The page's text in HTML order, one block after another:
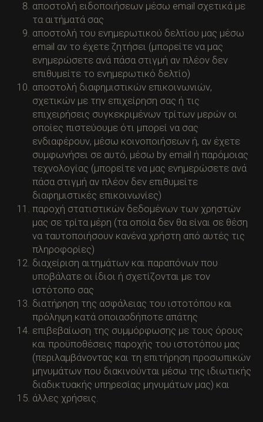
αποστολή ειδοποιήσεων μέσω email σχετικά με
τα αιτήματά σας
αποστολή του ενημερωτικού δελτίου μας μέσω
email αν το έχετε ζητήσει (μπορείτε να μας
ενημερώσετε ανά πάσα στιγμή αν πλέον δεν
επιθυμείτε το ενημερωτικό δελτίο)
αποστολή διαφημιστικών επικοινωνιών,
σχετικών με την επιχείρηση σας ή τις
επιχειρήσεις συγκεκριμένων τρίτων μερών οι
οποίες πιστεύουμε ότι μπορεί να σας
ενδιαφέρουν, μέσω κοινοποιήσεων ή, αν έχετε
συμφωνήσει σε αυτό, μέσω by email ή παρόμοιας
τεχνολογίας (μπορείτε να μας ενημερώσετε ανά
πάσα στιγμή αν πλέον δεν επιθυμείτε
διαφημιστικές επικοινωνίες)
παροχή στατιστικών δεδομένων των χρηστών
μας σε τρίτα μέρη (τα οποία δεν θα είναι σε θέση
να ταυτοποιήσουν κανένα χρήστη από αυτές τις
πληροφορίες)
διαχείριση αιτημάτων και παραπόνων που
υποβάλατε οι ίδιοι ή σχετίζονται με τον
ιστότοπο σας
διατήρηση της ασφάλειας του ιστοτόπου και
πρόληψη κατά οποιασδήποτε απάτης
επιβεβαίωση της συμμόρφωσης με τους όρους
και προϋποθέσεις παροχής του ιστοτόπου μας
(περιλαμβάνοντας και τη επιτήρηση προσωπικών
μηνυμάτων που διακινούνται μέσω της ιδιωτικής
διαδικτυακής υπηρεσίας μηνυμάτων μας) και
άλλες χρήσεις.